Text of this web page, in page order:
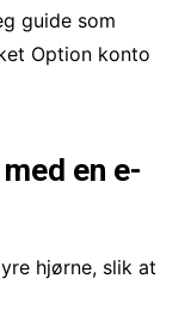
guide som
Option konto
en e-
hjørne, slik at